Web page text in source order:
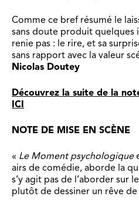
Comme ce bref résumé le
sans doute produit quelques
renie pas : le rire, et sa
sans rapport avec la valeur
Nicolas Doutey
Découvrez la suite de la
ICI
NOTE DE MISE EN SCÈNE
« Le Moment psychologique
airs de comédie, aborde la
s’y agit pas de l’aborder sur
plutôt de dessiner un rêve